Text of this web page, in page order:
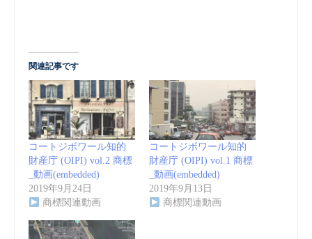
関連記事です
コートジボワール知的
財産庁 (OIPI) vol.2 商標
_動画(embedded)
2019年9月24日
商標関連動画
コートジボワール知的
財産庁 (OIPI) vol.1 商標
_動画(embedded)
2019年9月13日
商標関連動画